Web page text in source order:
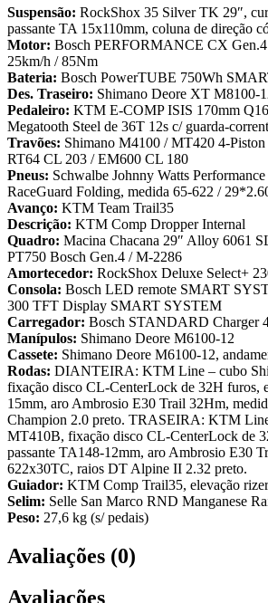
Suspensão: RockShox 35 Silver TK 29″,
passante TA 15x110mm, coluna de direção
Motor: Bosch PERFORMANCE CX
25km/h / 85Nm
Bateria: Bosch PowerTUBE 750Wh
Des. Traseiro: Shimano Deore XT M8100-
Pedaleiro: KTM E-COMP ISIS 170mm
Megatooth Steel de 36T 12s c/ guarda-
Travões: Shimano M4100 / MT420 4-Piston
RT64 CL 203 / EM600 CL 180
Pneus: Schwalbe Johnny Watts
RaceGuard Folding, medida 65-622 /
Avanço: KTM Team Trail35
Descrição: KTM Comp Dropper Internal
Quadro: Macina Chacana 29″ Alloy 6061
PT750 Bosch Gen.4 / M-2286
Amortecedor: RockShox Deluxe Select+
Consola: Bosch LED remote SMART
300 TFT Display SMART SYSTEM
Carregador: Bosch STANDARD Charger
Manípulos: Shimano Deore M6100-12
Cassete: Shimano Deore M6100-12,
Rodas: DIANTEIRA: KTM Line – cubo
fixação disco CL-CenterLock de 32H furos,
15mm, aro Ambrosio E30 Trail 32Hm,
Champion 2.0 preto. TRASEIRA: KTM
MT410B, fixação disco CL-CenterLock de
passante TA148-12mm, aro Ambrosio E30
622x30TC, raios DT Alpine II 2.32 preto.
Guiador: KTM Comp Trail35, elevação
Selim: Selle San Marco RND Manganese
Peso: 27,6 kg (s/ pedais)
Avaliações (0)
Avaliações